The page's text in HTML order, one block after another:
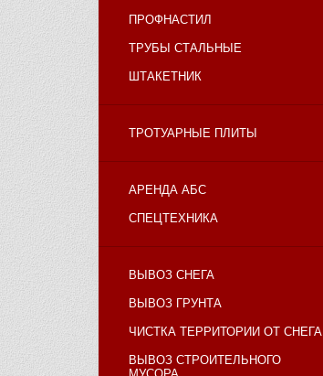
ПРОФНАСТИЛ
ТРУБЫ СТАЛЬНЫЕ
ШТАКЕТНИК
ТРОТУАРНЫЕ ПЛИТЫ
АРЕНДА АБС
СПЕЦТЕХНИКА
ВЫВОЗ СНЕГА
ВЫВОЗ ГРУНТА
ЧИСТКА ТЕРРИТОРИИ ОТ СНЕГА
ВЫВОЗ СТРОИТЕЛЬНОГО